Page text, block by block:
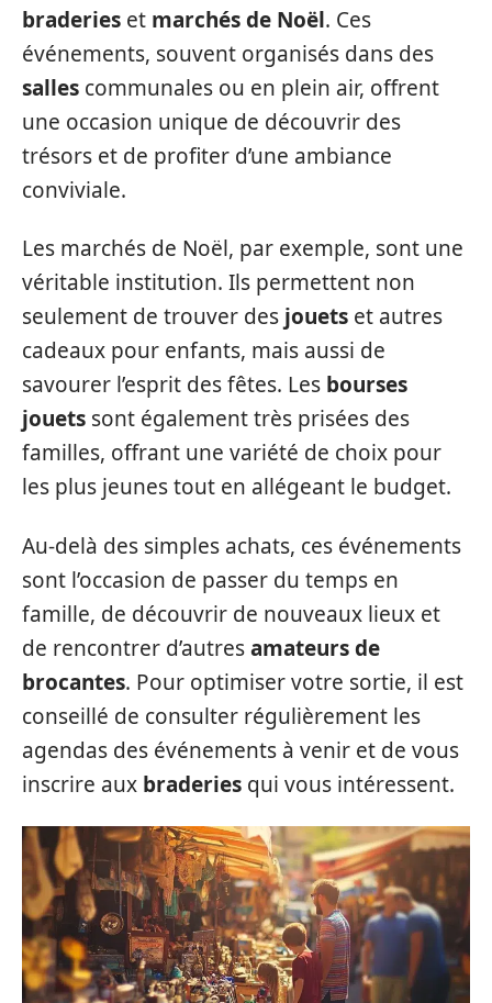
braderies et marchés de Noël. Ces
événements, souvent organisés dans des
salles communales ou en plein air, offrent
une occasion unique de découvrir des
trésors et de profiter d’une ambiance
conviviale.
Les marchés de Noël, par exemple, sont une
véritable institution. Ils permettent non
seulement de trouver des jouets et autres
cadeaux pour enfants, mais aussi de
savourer l’esprit des fêtes. Les bourses
jouets sont également très prisées des
familles, offrant une variété de choix pour
les plus jeunes tout en allégeant le budget.
Au-delà des simples achats, ces événements
sont l’occasion de passer du temps en
famille, de découvrir de nouveaux lieux et
de rencontrer d’autresamateurs de
brocantes. Pour optimiser votre sortie, il est
conseillé de consulter régulièrement les
agendas des événements à venir et de vous
inscrire aux braderies qui vous intéressent.